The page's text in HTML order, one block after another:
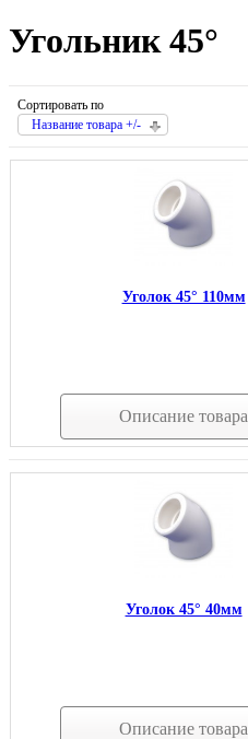
Угольник 45°
Сортировать по
Название товара +/-
Уголок 45° 110мм
Описание товара
Уголок 45° 40мм
Описание товара